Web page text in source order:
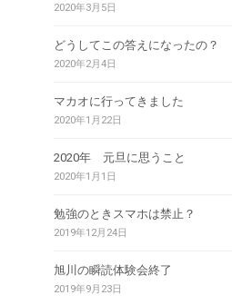
2020年3月5日
どうしてこの答えになったの？
2020年2月4日
マカオに行ってきました
2020年1月22日
2020年 元旦に思うこと
2020年1月1日
勉強のときスマホは禁止？
2019年12月24日
旭川の瞬読体験会終了
2019年9月23日